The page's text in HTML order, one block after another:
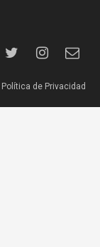
Política de Privacidad